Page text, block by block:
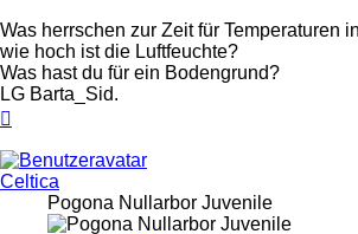
Was herrschen zur Zeit für Temperaturen
wie hoch ist die Luftfeuchte?
Was hast du für ein Bodengrund?
LG Barta_Sid.
Celtica
Pogona Nullarbor Juvenile